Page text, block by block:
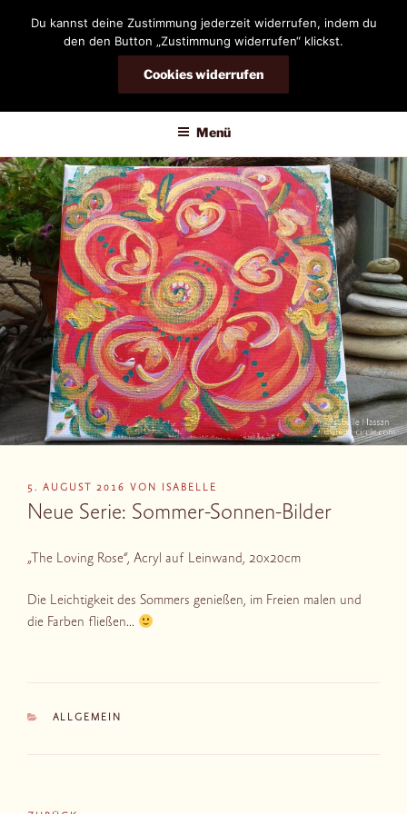
DIANDRA-CIRCLE
Menü
VERÖFFENTLICHT
AM
5. AUGUST 2016 VON ISABELLE
Neue Serie: Sommer-Sonnen-Bilder
„The Loving Rose“, Acryl auf Leinwand, 20x20cm
Die Leichtigkeit des Sommers genießen, im Freien malen und
die Farben fließen…
KATEGORIEN
ALLGEMEIN
Beitragsnavigation
Du kannst deine Zustimmung jederzeit widerrufen, indem du
den den Button „Zustimmung widerrufen“ klickst.
Cookies widerrufen